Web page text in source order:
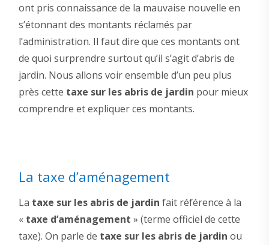
ont pris connaissance de la mauvaise nouvelle en
s’étonnant des montants réclamés par
l’administration. Il faut dire que ces montants ont
de quoi surprendre surtout qu’il s’agit d’abris de
jardin. Nous allons voir ensemble d’un peu plus
près cette taxe sur les abris de jardin pour mieux
comprendre et expliquer ces montants.
La taxe d’aménagement
La taxe sur les abris de jardin fait référence à la
« taxe d’aménagement » (terme officiel de cette
taxe). On parle de taxe sur les abris de jardin ou